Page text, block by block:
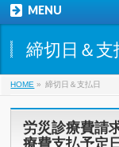
MENU
締切日＆支
HOME » 締切日＆支払日
労災診療費請
療費支払予定日